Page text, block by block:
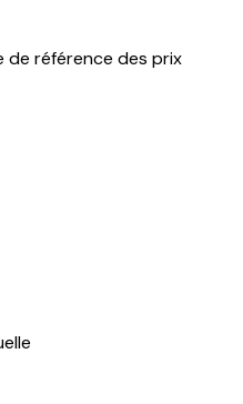
de référence des prix